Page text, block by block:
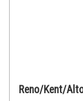
Reno/Kent/